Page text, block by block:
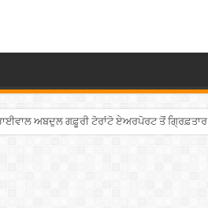
ਅਬਦੁਲ ਗਫ਼ੂਰੀ ਟੋਰਾਂਟੋ ਏਅਰਪੋਰਟ ਤੋਂ ਗ੍ਰਿਫ਼ਤਾਰ